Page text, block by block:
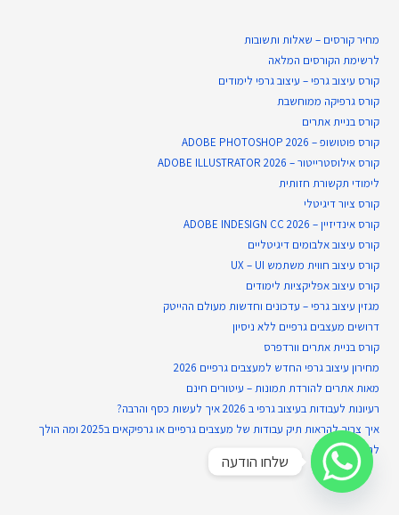
מחיר קורסים – שאלות ותשובות
לרשימת הקורסים המלאה
קורס עיצוב גרפי – עיצוב גרפי לימודים
קורס גרפיקה ממוחשבת
קורס בניית​ אתרים
קורס פוטושופ – ADOBE PHOTOSHOP 2026
קורס אילוסטרייטור – ADOBE ILLUSTRATOR 2026
לימודי תקשורת חזותית
קורס ציור דיגיטלי
קורס אינדיזיין – ADOBE INDESIGN CC 2026
קורס עיצוב אלבומים דיגיטליים
קורס עיצוב חווית משתמש UX – UI
קורס עיצוב אפליקציות לימודים
מגזין עיצוב גרפי – עדכונים וחדשות מעולם ההייטק
דרושים מעצבים גרפיים ללא ניסיון
קורס בניית אתרים וורדפרס
מחירון עיצוב גרפי החדש למעצבים גרפיים 2026
מאות אתרים להורדת תמונות – עיטורים חינם
רעיונות לעבודות בעיצוב גרפי ב 2026 איך לעשות כסף והרבה?
איך צריך להראות תיק עבודות של מעצבים גרפיים או גרפיקאים ב2025 ומה הולך
להיות ב2026?
שלחו הודעה